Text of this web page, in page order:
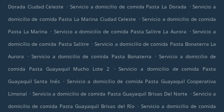
Dorada Ciudad Celeste . Servicio a domicilio de comida Pasta La Dorada . Servicio a
domicilio de comida Pasta La Marina Ciudad Celeste . Servicio a domicilio de comida
Pasta La Marina . Servicio a domicilio de comida Pasta Salitre La Aurora . Servicio a
domicilio de comida Pasta Salitre . Servicio a domicilio de comida Pasta Bonaterra La
Aurora
. Servicio a domicilio de comida Pasta Bonaterra . Servicio a domicilio de
comida Pasta Guayaquil Mucho Lote 2
. Servicio a domicilio de comida Pasta
Guayaquil Santa Inés . Servicio a domicilio de comida Pasta Guayaquil Cooperativa
Limonal . Servicio a domicilio de comida Pasta Guayaquil Brisas Del Norte . Servicio a
domicilio de comida Pasta Guayaquil Brisas del Río . Servicio a domicilio de comida